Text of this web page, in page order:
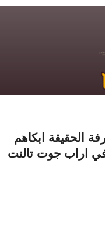
الحقيقة ابكاهم
اراب جوت تالنت